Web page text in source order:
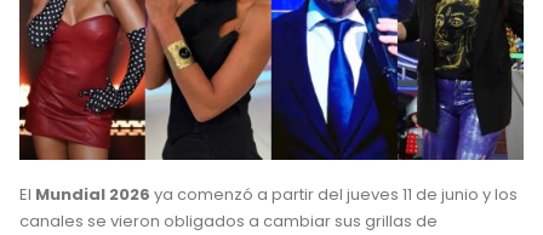
El Mundial 2026 ya comenzó a partir del jueves 11 de junio y los
canales se vieron obligados a cambiar sus grillas de